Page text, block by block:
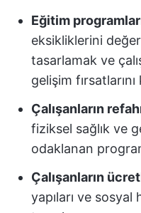
Eğitim
eksikliklerini
tasarlamak ve
gelişim
Çalışanların
fiziksel sağlık ve
odaklanan
Çalışanların
yapıları ve sosyal